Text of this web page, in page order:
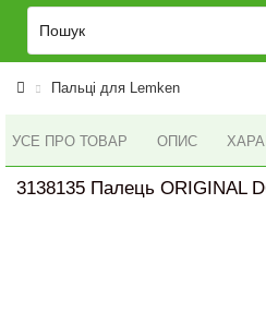
Пальці для Lemken
УСЕ ПРО ТОВАР ОПИС
3138135 Палець ORIGINAL